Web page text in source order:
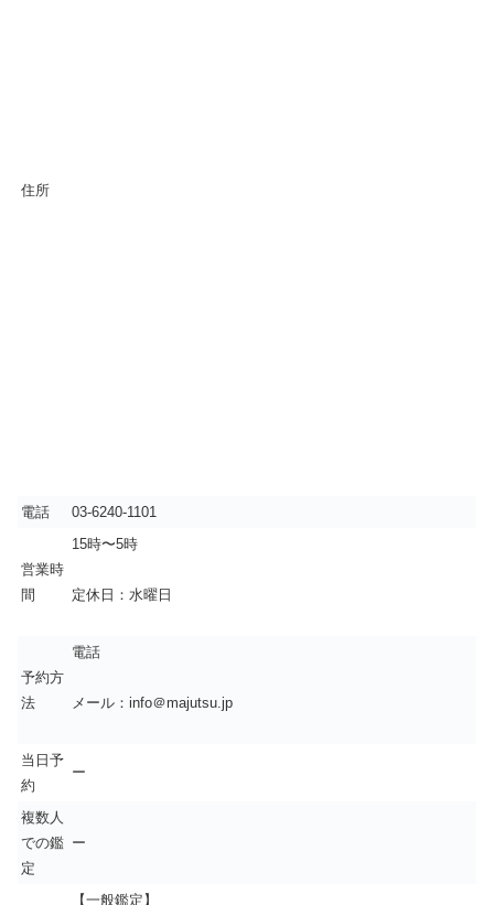
住所
電話 03-6240-1101
営業時
間
15時〜5時
定休日：水曜日
予約方
法
電話
メール：info＠majutsu.jp
当日予
約
ー
複数人
での鑑
定
ー
【一般鑑定】